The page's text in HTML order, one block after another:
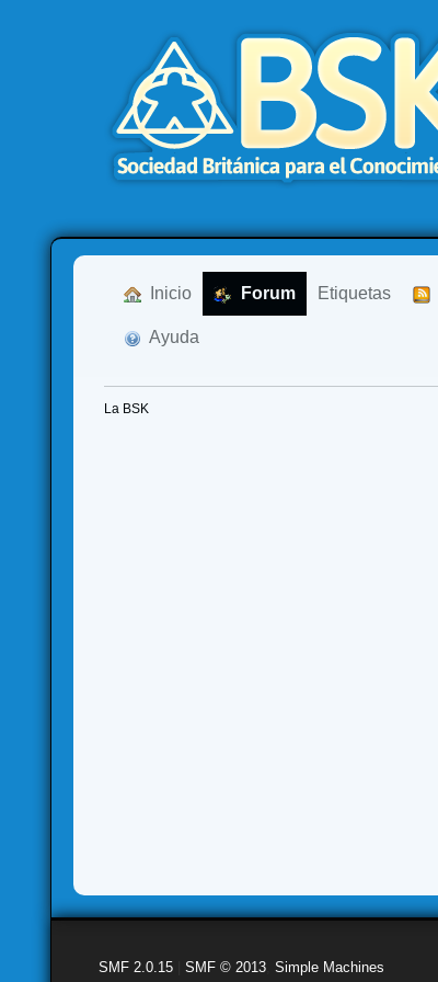
Inicio Forum Etiquetas
Ayuda
La BSK
SMF 2.0.15 |SMF © 2013 ,Simple Machines